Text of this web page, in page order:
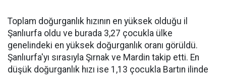
Toplam doğurganlık hızının en yüksek olduğu il
Şanlıurfa oldu ve burada 3,27 çocukla ülke
genelindeki en yüksek doğurganlık oranı görüldü.
Şanlıurfa'yı sırasıyla Şırnak ve Mardin takip etti. En
düşük doğurganlık hızı ise 1,13 çocukla Bartın ilinde